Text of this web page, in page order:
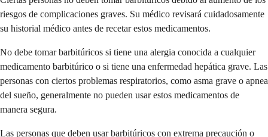
riesgos de complicaciones graves. Su médico revisará cuidadosamente
su historial médico antes de recetar estos medicamentos.
No debe tomar barbitúricos si tiene una alergia conocida a cualquier
medicamento barbitúrico o si tiene una enfermedad hepática grave. Las
personas con ciertos problemas respiratorios, como asma grave o apnea
del sueño, generalmente no pueden usar estos medicamentos de
manera segura.
Las personas que deben usar barbitúricos con extrema precaución o